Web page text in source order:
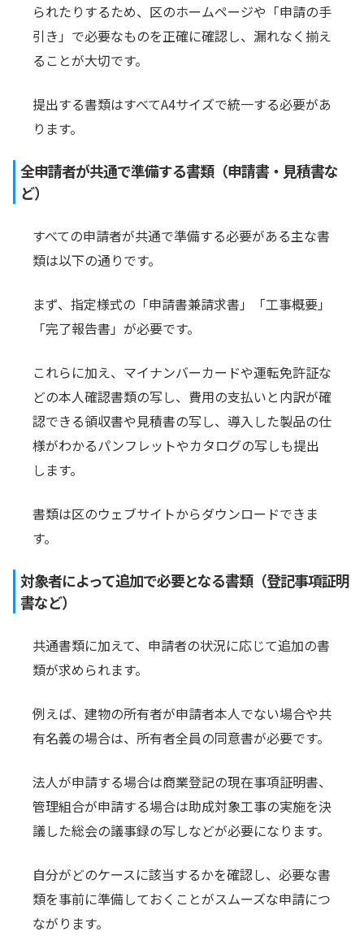
られたりするため、区のホームページや「申請の手
引き」で必要なものを正確に確認し、漏れなく揃え
ることが大切です。
提出する書類はすべてA4サイズで統一する必要があ
ります。
全申請者が共通で準備する書類（申請書・見積書な
ど）
すべての申請者が共通で準備する必要がある主な書
類は以下の通りです。
まず、指定様式の「申請書兼請求書」「工事概要」
「完了報告書」が必要です。
これらに加え、マイナンバーカードや運転免許証な
どの本人確認書類の写し、費用の支払いと内訳が確
認できる領収書や見積書の写し、導入した製品の仕
様がわかるパンフレットやカタログの写しも提出
します。
書類は区のウェブサイトからダウンロードできま
す。
対象者によって追加で必要となる書類（登記事項証明
書など）
共通書類に加えて、申請者の状況に応じて追加の書
類が求められます。
例えば、建物の所有者が申請者本人でない場合や共
有名義の場合は、所有者全員の同意書が必要です。
法人が申請する場合は商業登記の現在事項証明書、
管理組合が申請する場合は助成対象工事の実施を決
議した総会の議事録の写しなどが必要になります。
自分がどのケースに該当するかを確認し、必要な書
類を事前に準備しておくことがスムーズな申請につ
ながります。